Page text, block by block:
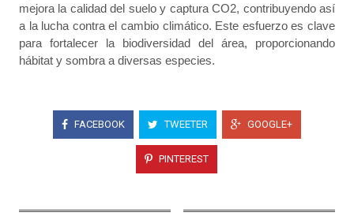
mejora la calidad del suelo y captura CO2, contribuyendo así
a la lucha contra el cambio climático. Este esfuerzo es clave
para fortalecer la biodiversidad del área, proporcionando
hábitat y sombra a diversas especies.
FACEBOOK TWEETER GOOGLE+
PINTEREST